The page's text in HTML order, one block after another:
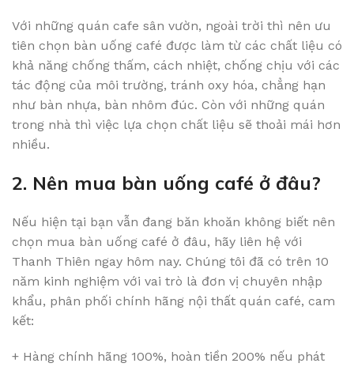
Với những quán cafe sân vườn, ngoài trời thì nên ưu
tiên chọn bàn uống café được làm từ các chất liệu có
khả năng chống thấm, cách nhiệt, chống chịu với các
tác động của môi trường, tránh oxy hóa, chẳng hạn
như bàn nhựa, bàn nhôm đúc. Còn với những quán
trong nhà thì việc lựa chọn chất liệu sẽ thoải mái hơn
nhiều.
2. Nên mua bàn uống café ở đâu?
Nếu hiện tại bạn vẫn đang băn khoăn không biết nên
chọn mua bàn uống café ở đâu, hãy liên hệ với
Thanh Thiên ngay hôm nay. Chúng tôi đã có trên 10
năm kinh nghiệm với vai trò là đơn vị chuyên nhập
khẩu, phân phối chính hãng nội thất quán café, cam
kết:
+ Hàng chính hãng 100%, hoàn tiền 200% nếu phát